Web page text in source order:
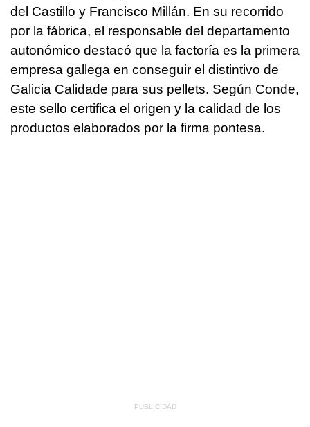
del Castillo y Francisco Millán. En su recorrido
por la fábrica, el responsable del departamento
autonómico destacó que la factoría es la primera
empresa gallega en conseguir el distintivo de
Galicia Calidade para sus pellets. Según Conde,
este sello certifica el origen y la calidad de los
productos elaborados por la firma pontesa.